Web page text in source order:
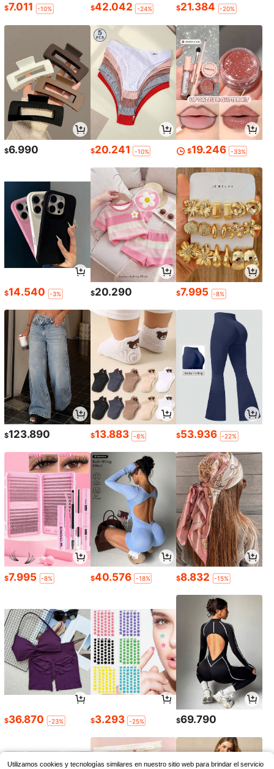
$7.011 -10% $42.042 -24% $21.384 -20%
$6.990 $20.241 -10% $19.246 -33%
$14.540 -3% $20.290 $7.995 -8%
$123.890 $13.883 -8% $53.936 -22%
$7.995 -8% $40.576 -18% $8.832 -15%
$36.870 -23% $3.293 -25% $69.790
Utilizamos cookies y tecnologías similares en nuestro sitio web para brindar el servicio